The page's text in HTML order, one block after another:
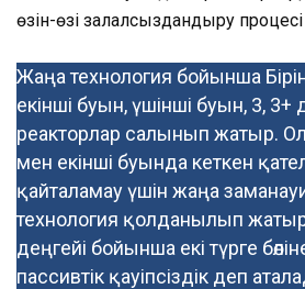
өзін-өзі залалсыздандыру
Жаңа технология бойынша
екінші буын, үшінші буын, 3,
реакторлар салынып жатыр.
мен екінші буында кеткен
қайталамау үшін жаңа
технология қолданылып жатыр.
деңгейі бойынша екі түрге
пассивтік қауіпсіздік деп